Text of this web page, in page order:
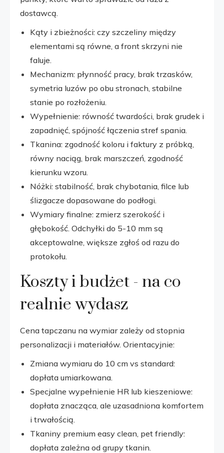
dostawcą.
Kąty i zbieżności: czy szczeliny między
elementami są równe, a front skrzyni nie
faluje.
Mechanizm: płynność pracy, brak trzasków,
symetria luzów po obu stronach, stabilne
stanie po rozłożeniu.
Wypełnienie: równość twardości, brak grudek i
zapadnięć, spójność łączenia stref spania.
Tkanina: zgodność koloru i faktury z próbką,
równy naciąg, brak marszczeń, zgodność
kierunku wzoru.
Nóżki: stabilność, brak chybotania, filce lub
ślizgacze dopasowane do podłogi.
Wymiary finalne: zmierz szerokość i
głębokość. Odchyłki do 5-10 mm są
akceptowalne, większe zgłoś od razu do
protokołu.
Koszty i budżet - na co
realnie wydasz
Cena tapczanu na wymiar zależy od stopnia
personalizacji i materiałów. Orientacyjnie:
Zmiana wymiaru do 10 cm vs standard:
dopłata umiarkowana.
Specjalne wypełnienie HR lub kieszeniowe:
dopłata znacząca, ale uzasadniona komfortem
i trwałością.
Tkaniny premium easy clean, pet friendly:
dopłata zależna od grupy tkanin.